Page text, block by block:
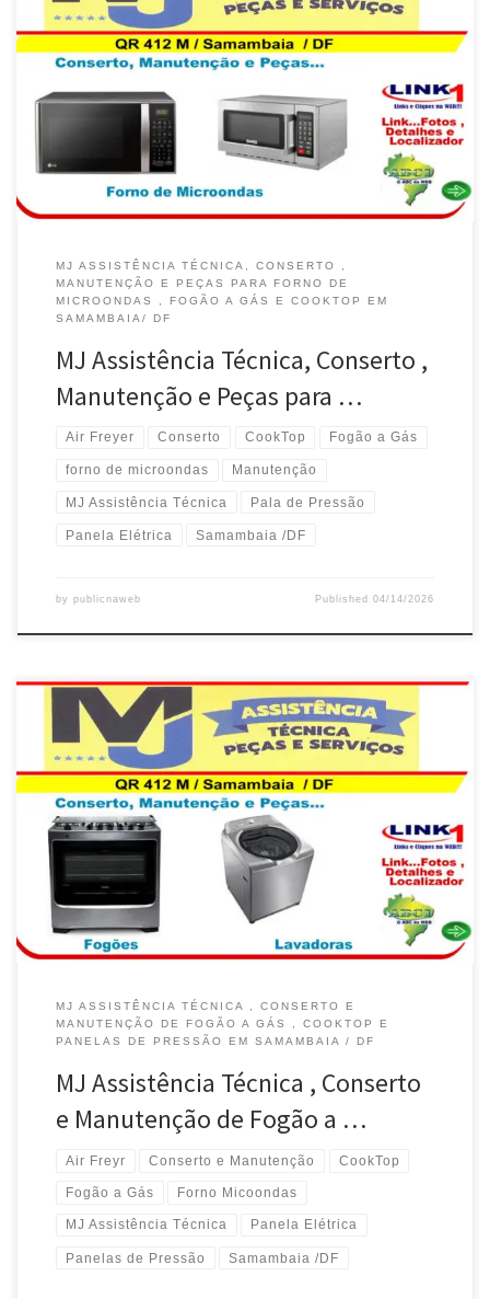
MJ ASSISTÊNCIA TÉCNICA, CONSERTO ,
MANUTENÇÃO E PEÇAS PARA FORNO DE
MICROONDAS , FOGÃO A GÁS E COOKTOP EM
SAMAMBAIA/ DF
MJ Assistência Técnica, Conserto ,
Manutenção e Peças para …
Air Freyer Conserto CookTop Fogão a Gás
forno de microondas Manutenção
MJ Assistência Técnica Pala de Pressão
Panela Elétrica Samambaia /DF
by publicnaweb Published04/14/2026
MJ ASSISTÊNCIA TÉCNICA , CONSERTO E
MANUTENÇÃO DE FOGÃO A GÁS , COOKTOP E
PANELAS DE PRESSÃO EM SAMAMBAIA / DF
MJ Assistência Técnica , Conserto
e Manutenção de Fogão a …
Air Freyr Conserto e Manutenção CookTop
Fogão a Gás Forno Micoondas
MJ Assistência Técnica Panela Elétrica
Panelas de Pressão Samambaia /DF